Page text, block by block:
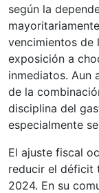
según la
vencimientos de
exposición a
inmediatos. Aun
de la
disciplina del
especialmente
El ajuste fiscal
reducir el déficit
2024. En su